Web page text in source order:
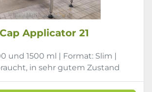
Applicator 21
und 1500 ml | Format: Slim |
in sehr gutem Zustand